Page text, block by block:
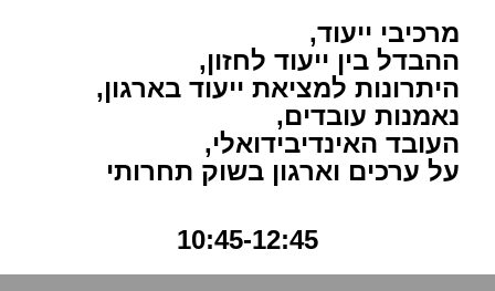
מרכיבי ייעוד,
ההבדל בין ייעוד לחזון,
היתרונות למציאת ייעוד בארגון,
נאמנות עובדים,
העובד האינדיבידואלי,
על ערכים וארגון בשוק תחרותי
10:45-12:45